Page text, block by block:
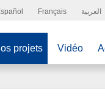
Français العربية
projets Vidéo